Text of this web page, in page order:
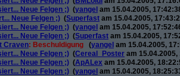
Neue Felgen ;) (yangel am 15.04.2005,
Neue Felgen ;) (Superfast am 15.04.2005,
Neue Felgen ;) (yangel am 15.04.2005,
Neue Felgen ;) (Superfast am 15.04.2005,
Craven: Beschuldigung (yangel am 15.04.2005,
Neue Felgen ;) (Cereal_Poster am 15.04.2005,
Neue Felgen ;) (ApALex am 15.04.2005,
Neue Felgen ;) (yangel am 15.04.2005,